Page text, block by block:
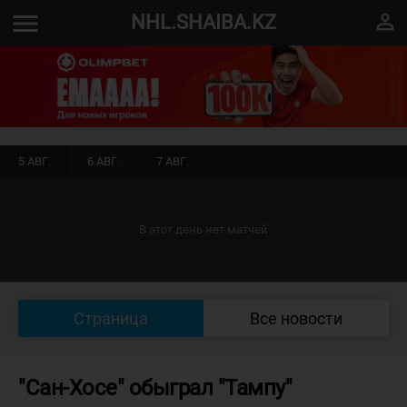
menu NHL.SHAIBA.KZ perm_identity
5 АВГ. 6 АВГ. 7 АВГ.
В этот день нет матчей
Страница Все новости
"Сан-Хосе" обыграл "Тампу"